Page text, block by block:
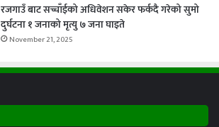
रजगाउँ बाट सच्चाँईको अधिवेशन सकेर फर्कदै गरेको सुमो
दुर्घटना १ जनाको मृत्यु ७ जना घाइते
November 21, 2025